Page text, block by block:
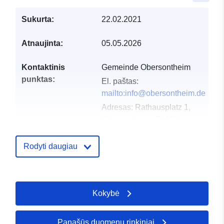
Sukurta: 22.02.2021
Atnaujinta: 05.05.2026
Kontaktinis
punktas:
Gemeinde Obersontheim
El. paštas:
mailto:info@obersontheim.de
Adresas: Rathausplatz 1,
Katalogo įrašas: Pridėta prie duomenų.europa.eu:
2026
Atnaujinta informacija apie
16 May 2026
Rodyti daugiau
Kokybė